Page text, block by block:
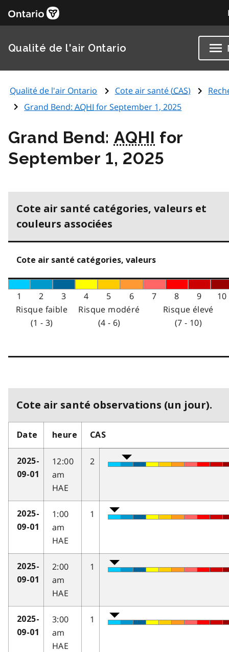
Qualité de l'air Ontario
Qualité de l'air Ontario Cote air santé (CAS)
Grand Bend:AQHI for September 1, 2025
Grand Bend: AQHI for
September 1, 2025
Cote air santé catégories, valeurs et
couleurs associées
Cote air santé catégories, valeurs
1 2 3 4 5 6 7 8 9
10
Risque faible
(1 - 3)
Risque modéré
(4 - 6)
Risque élevé
(7 - 10)
Cote air santé observations (un jour).
Date heure CAS
2025-
09-01
12:00
am
HAE
2
2025-
09-01
1:00
am
HAE
1
2025-
09-01
2:00
am
HAE
1
2025-
09-01
3:00
am
HAE
1